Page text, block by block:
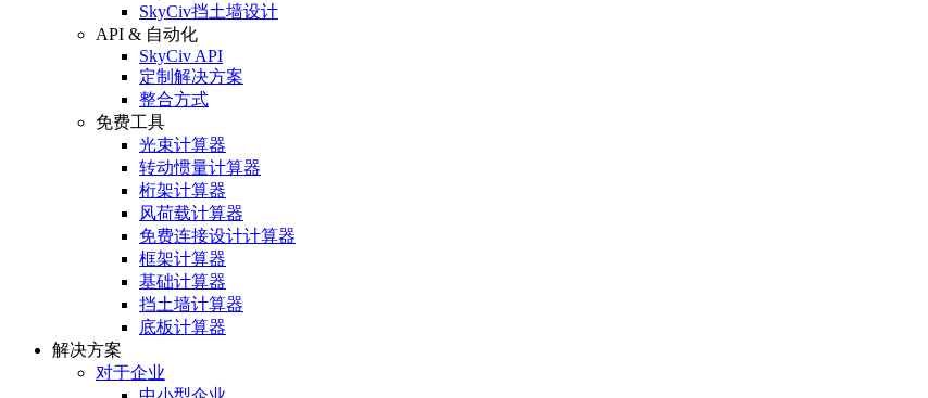
SkyCiv挡土墙设计
API & 自动化
SkyCiv API
定制解决方案
整合方式
免费工具
光束计算器
转动惯量计算器
桁架计算器
风荷载计算器
免费连接设计计算器
框架计算器
基础计算器
挡土墙计算器
底板计算器
解决方案
对于企业